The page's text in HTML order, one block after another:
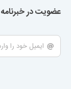
عضویت در خبرنامه